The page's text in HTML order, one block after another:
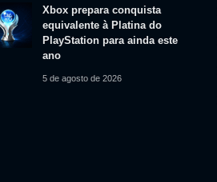
Xbox prepara conquista
equivalente à Platina do
PlayStation para ainda este
ano
5 de agosto de 2026